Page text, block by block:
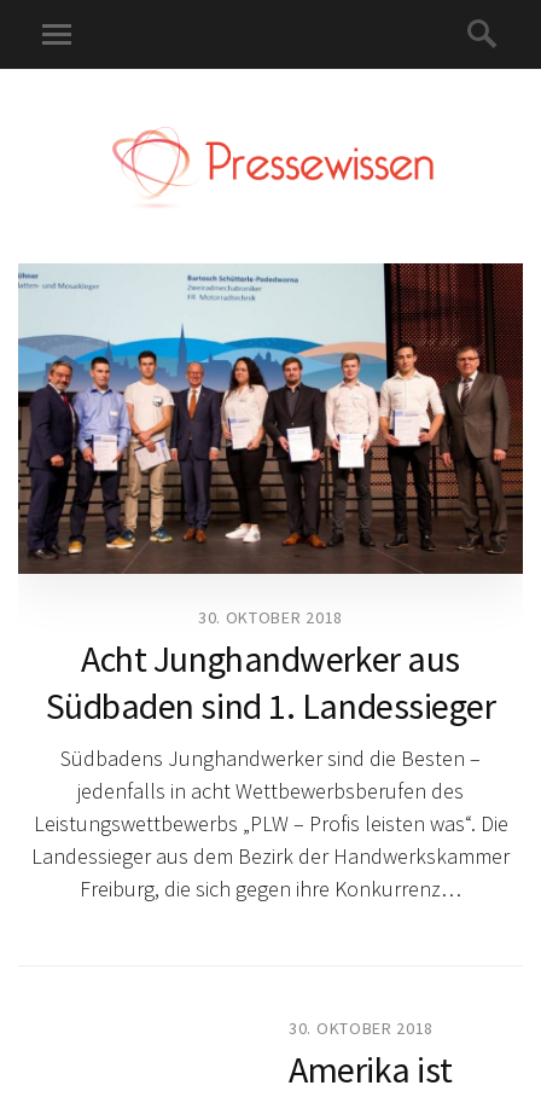
30. OKTOBER 2018
Acht Junghandwerker aus
Südbaden sind 1. Landessieger
Südbadens Junghandwerker sind die Besten –
jedenfalls in acht Wettbewerbsberufen des
Leistungswettbewerbs „PLW – Profis leisten was“. Die
Landessieger aus dem Bezirk der Handwerkskammer
Freiburg, die sich gegen ihre Konkurrenz…
30. OKTOBER 2018
Amerika ist